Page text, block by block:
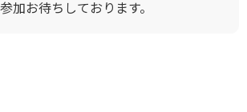
加お待ちしております。